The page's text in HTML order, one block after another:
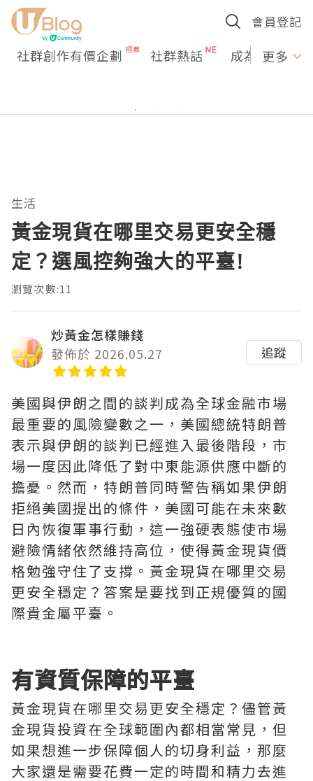
會員登記
社群創作有價企劃 社群熱話 成為U更多
生活
黃金現貨在哪里交易更安全穩
定？選風控夠強大的平臺!
瀏覽次數:11
炒黃金怎樣賺錢
發佈於 2026.05.27
追蹤
美國與伊朗之間的談判成為全球金融市場
最重要的風險變數之一，美國總統特朗普
表示與伊朗的談判已經進入最後階段，市
場一度因此降低了對中東能源供應中斷的
擔憂。然而，特朗普同時警告稱如果伊朗
拒絕美國提出的條件，美國可能在未來數
日內恢復軍事行動，這一強硬表態使市場
避險情緒依然維持高位，使得黃金現貨價
格勉強守住了支撐。黃金現貨在哪里交易
更安全穩定？答案是要找到正規優質的國
際貴金屬平臺。
有資質保障的平臺
黃金現貨在哪里交易更安全穩定？儘管黃
金現貨投資在全球範圍內都相當常見，但
如果想進一步保障個人的切身利益，那麼
大家還是需要花費一定的時間和精力去進